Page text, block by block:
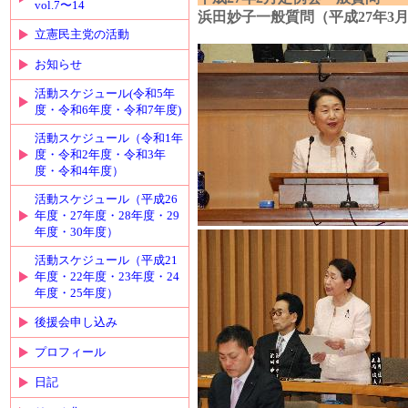
vol.7〜14
立憲民主党の活動
お知らせ
活動スケジュール(令和5年
度・令和6年度・令和7年度)
活動スケジュール（令和1年
度・令和2年度・令和3年
度・令和4年度）
活動スケジュール（平成26
年度・27年度・28年度・29
年度・30年度）
活動スケジュール（平成21
年度・22年度・23年度・24
年度・25年度）
後援会申し込み
プロフィール
日記
浜田妙子一般質問（平成27年3